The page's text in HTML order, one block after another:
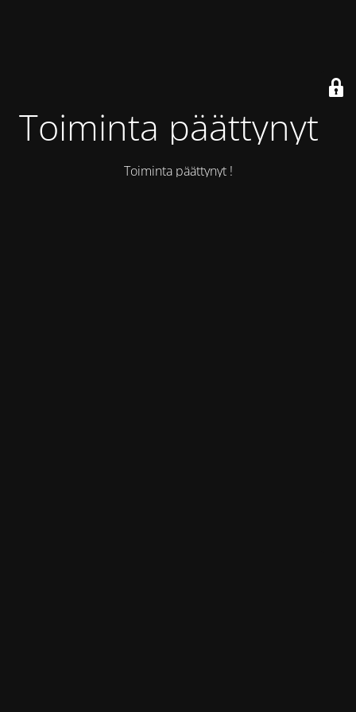
Toiminta päättynyt !
Toiminta päättynyt !